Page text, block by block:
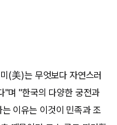
(美)는 무엇보다 자연스러
"며 "한국의 다양한 궁전과
이유는 이것이 민족과 조